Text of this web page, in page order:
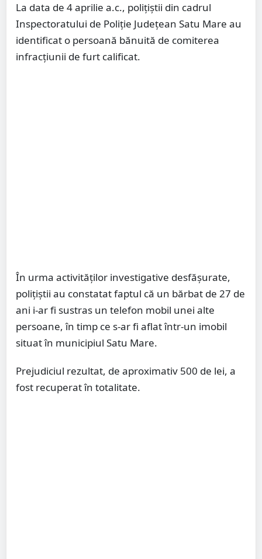
La data de 4 aprilie a.c., polițiștii din cadrul
Inspectoratului de Poliție Județean Satu Mare au
identificat o persoană bănuită de comiterea
infracțiunii de furt calificat.
În urma activităților investigative desfășurate,
polițiștii au constatat faptul că un bărbat de 27 de
ani i-ar fi sustras un telefon mobil unei alte
persoane, în timp ce s-ar fi aflat într-un imobil
situat în municipiul Satu Mare.
Prejudiciul rezultat, de aproximativ 500 de lei, a
fost recuperat în totalitate.